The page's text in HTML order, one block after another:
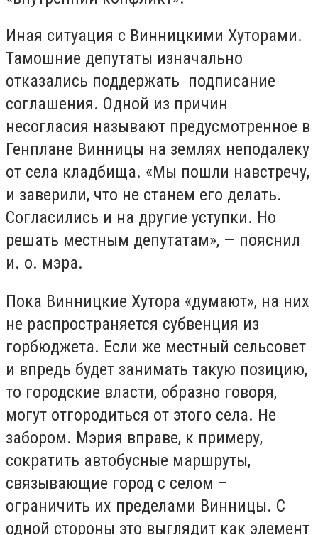
Иная ситуация с Винницкими Хуторами.
Тамошние депутаты изначально
отказались поддержать подписание
соглашения. Одной из причин
несогласия называют предусмотренное в
Генплане Винницы на землях неподалеку
от села кладбища. «Мы пошли навстречу,
и заверили, что не станем его делать.
Согласились и на другие уступки. Но
решать местным депутатам», — пояснил
и. о. мэра.
Пока Винницкие Хутора «думают», на них
не распространяется субвенция из
горбюджета. Если же местный сельсовет
и впредь будет занимать такую позицию,
то городские власти, образно говоря,
могут отгородиться от этого села. Не
забором. Мэрия вправе, к примеру,
сократить автобусные маршруты,
связывающие город с селом –
ограничить их пределами Винницы. С
одной стороны это выглядит как элемент